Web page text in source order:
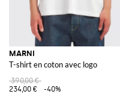
MARNI
T-shirt en coton avec logo
390,00 €
234,00 €
-40%